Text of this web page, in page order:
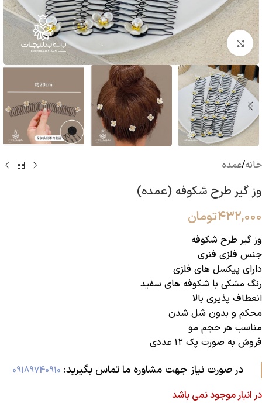
بزرگنمایی تصویر
خانه/عمده
وز گیر طرح شکوفه (عمده)
۴۳۲,۰۰۰تومان
وز گیر طرح شکوفه
جنس فلزی فنری
دارای پیکسل های فلزی
رنگ مشکی با شکوفه های سفید
انعطاف پذیری بالا
محکم و بدون شل شدن
مناسب هر حجم مو
فروش به صورت پک ۱۲ عددی
در صورت نیاز جهت مشاوره ما تماس بگیرید:‌ 09189740910
در انبار موجود نمی باشد